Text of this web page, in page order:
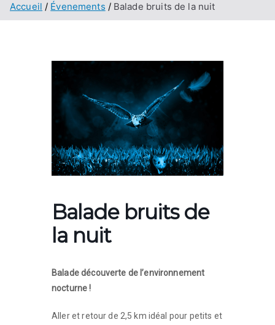
Accueil Évenements Balade bruits de la nuit
Balade bruits de
la nuit
Balade découverte de l’environnement
nocturne !
Aller et retour de 2,5 km idéal pour petits et